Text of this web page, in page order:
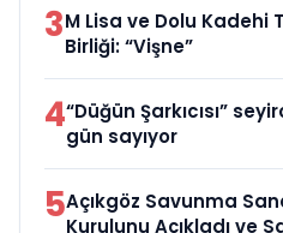
3M Lisa ve Dolu Kadehi
Birliği: “Vişne”
4“Düğün Şarkıcısı”
gün sayıyor
5Açıkgöz Savunma
Kurulunu Açıkladı ve